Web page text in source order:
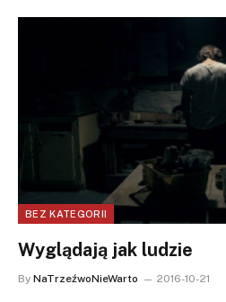
BEZ KATEGORII
Wyglądają jak ludzie
By NaTrzeźwoNieWarto 2016-10-21